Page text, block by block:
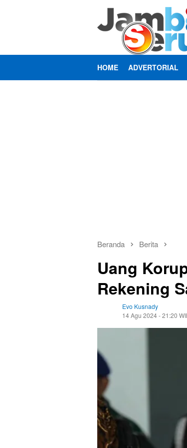
HOME ADVERTORIAL
Beranda Berita
Uang
Rekening
Evo Kusnady
14 Agu 2024 - 21:20